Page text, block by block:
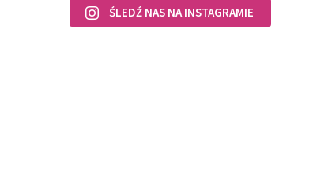
ŚLEDŹ NAS NA INSTAGRAMIE